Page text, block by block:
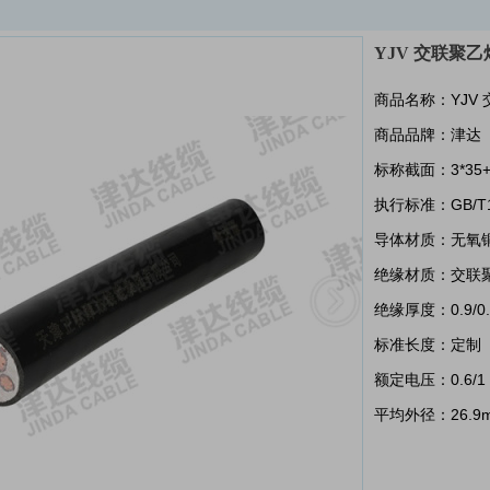
YJV 交联聚乙
商品名称：YJV
商品品牌：津达
标称截面：
执行标准：GB/
导体材质：无氧
绝缘材质：交联
绝缘厚度：0.9/
标准长度：定制
额定电压：0.6/1
平均外径：